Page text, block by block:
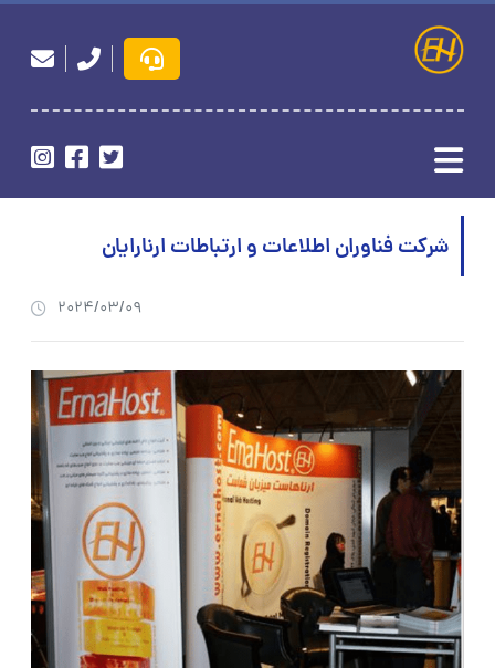
شرکت فناوران اطلاعات و ارتباطات ارنارایان
2024/03/09